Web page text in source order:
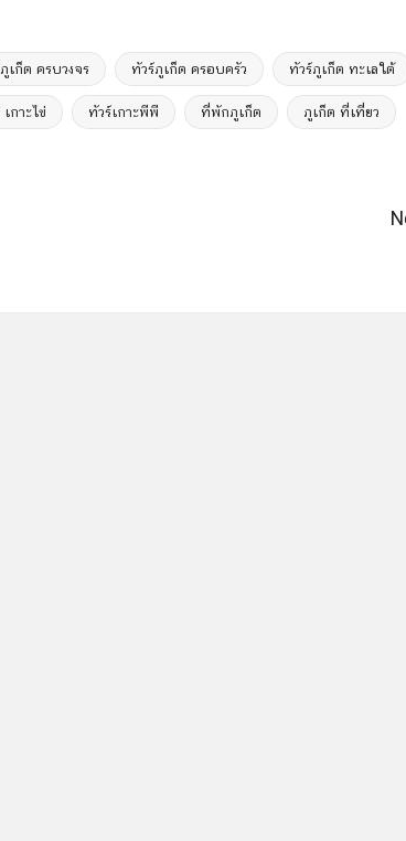
เก็ต ครบวงจร ทัวร์ภูเก็ต ครอบครัว ทัวร์ภูเก็ต ทะเลใต้
กาะไข่ ทัวร์เกาะพีพี ที่พักภูเก็ต ภูเก็ต ที่เที่ยว